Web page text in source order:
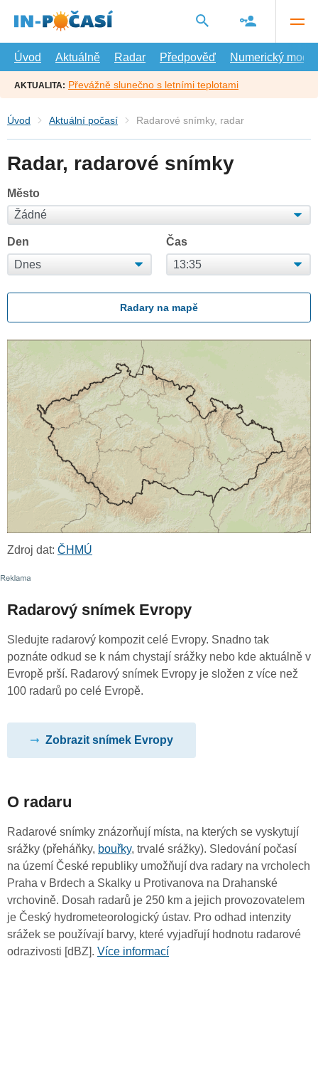
hlavní
Úvod
Aktuálně Radar Předpověď Numerický model
AKTUALITA: Převážně slunečno s letními teplotami
Úvod Aktuální počasí Radarové snímky, radar
Radar, radarové snímky
Město
Den Čas
Radary na mapě
Zdroj dat: ČHMÚ
Radarový snímek Evropy
Sledujte radarový kompozit celé Evropy. Snadno tak
poznáte odkud se k nám chystají srážky nebo kde aktuálně v
Evropě prší. Radarový snímek Evropy je složen z více než
100 radarů po celé Evropě.
Zobrazit snímek Evropy
O radaru
Radarové snímky znázorňují místa, na kterých se vyskytují
srážky (přeháňky, bouřky, trvalé srážky). Sledování počasí
na území České republiky umožňují dva radary na vrcholech
Praha v Brdech a Skalky u Protivanova na Drahanské
vrchovině. Dosah radarů je 250 km a jejich provozovatelem
je Český hydrometeorologický ústav. Pro odhad intenzity
srážek se používají barvy, které vyjadřují hodnotu radarové
odrazivosti [dBZ]. Více informací